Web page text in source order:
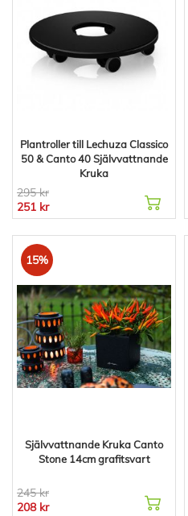
Plantroller till Lechuza Classico
50 & Canto 40 Självvattnande
Kruka
295 kr
251 kr
15%
Självvattnande Kruka Canto
Stone 14cm grafitsvart
245 kr
208 kr